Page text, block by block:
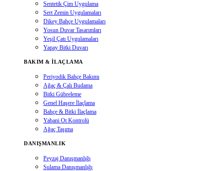
Sentetik Çim Uygulama
Sert Zemin Uygulamaları
Dikey Bahçe Uygulamaları
Yosun Duvar Tasarımları
Yeşil Çatı Uygulamaları
Yapay Bitki Duvarı
BAKIM & İLAÇLAMA
Periyodik Bahçe Bakımı
Ağaç & Çalı Budama
Bitki Gübreleme
Genel Haşere İlaçlama
Bahçe & Bitki İlaçlama
Yabani Ot Kontrolü
Ağaç Taşıma
DANIŞMANLIK
Peyzaj Danışmanlığı
Sulama Danışmanlığı